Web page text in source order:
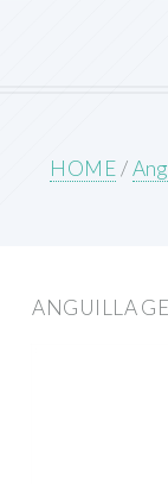
HOME/
ANGUILLA